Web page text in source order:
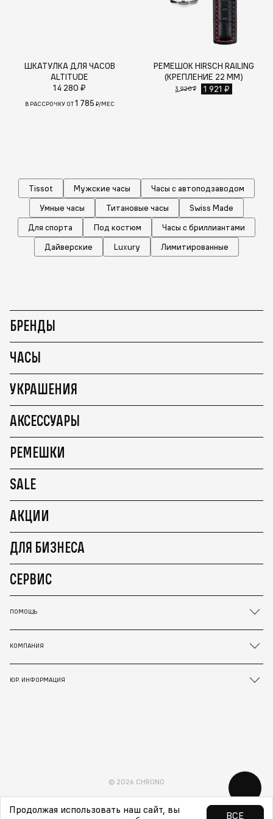
ШКАТУЛКА ДЛЯ ЧАСОВ
ALTITUDE
14 280 ₽
В РАССРОЧКУ ОТ1 785 ₽/МЕС
РЕМЕШОК HIRSCH RAILING
(КРЕПЛЕНИЕ 22 ММ)
3 920 ₽ 1 921 ₽
Tissot Мужские часы
Часы с автоподзаводом
Умные часы
Титановые часы
Swiss Made
Для спорта
Под костюм
Часы с бриллиантами
Дайверские
Luxury Лимитированные
БРЕНДЫ
ЧАСЫ
УКРАШЕНИЯ
АКСЕССУАРЫ
РЕМЕШКИ
SALE
АКЦИИ
ДЛЯ БИЗНЕСА
СЕРВИС
ПОМОЩЬ
КОМПАНИЯ
ЮР. ИНФОРМАЦИЯ
© 2026 CHRONO
Продолжая использовать наш сайт, вы
ВСЕ